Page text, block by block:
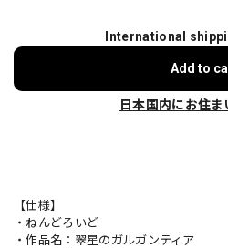
International
Add to
日本国内にお住
【仕様】
・ねんどろいど
・作品名：翠星のガルガンティア